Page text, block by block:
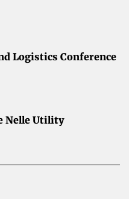
Logistics Conference
Nelle Utility